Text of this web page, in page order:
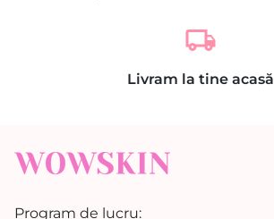
local_shipping
Livram la tine acasă
Program de lucru: